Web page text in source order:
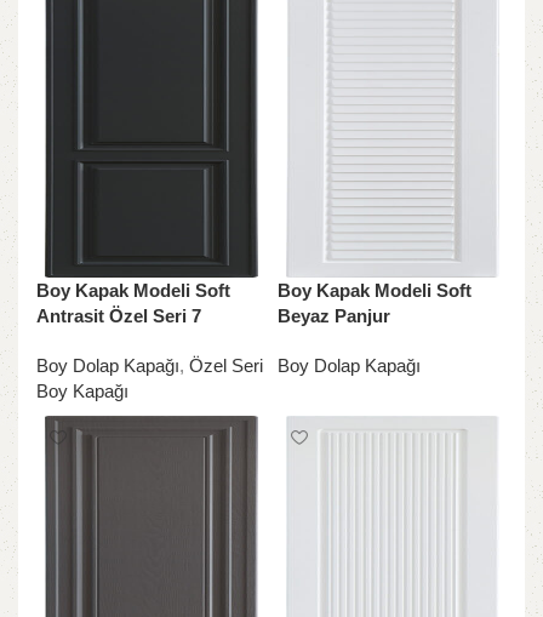
Boy Kapak Modeli Soft
Antrasit Özel Seri 7
Boy Dolap Kapağı, Özel Seri
Boy Kapağı
Boy Kapak Modeli Soft
Beyaz Panjur
Boy Dolap Kapağı